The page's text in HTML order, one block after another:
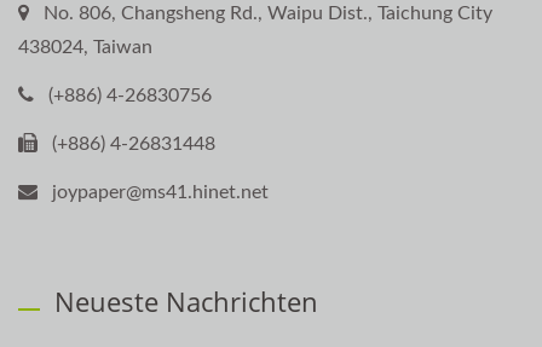
No. 806, Changsheng Rd., Waipu Dist., Taichung City
438024, Taiwan
(+886) 4-26830756
(+886) 4-26831448
joypaper@ms41.hinet.net
Neueste Nachrichten